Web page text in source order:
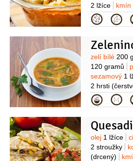
2 lžíce
kmín
zelí bílé 200
120 gramů
sezamový 1
2 hrsti
(rýžová)
zázvorová(z
dochucení)
olej 1 lžíce
2 stroužky
(drcený)